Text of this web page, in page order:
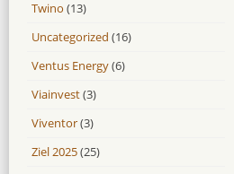
Twino (13)
Uncategorized (16)
Ventus Energy(6)
Viainvest(3)
Viventor(3)
Ziel 2025(25)